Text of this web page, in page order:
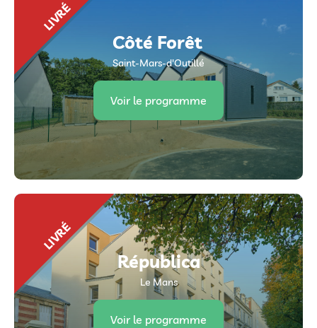
LIVRÉ
Côté Forêt
Saint-Mars-d'Outillé
Voir le programme
LIVRÉ
Républica
Le Mans
Voir le programme